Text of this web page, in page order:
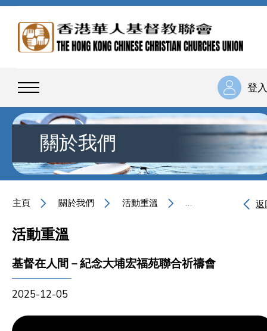
登入
關於我們
主頁 關於我們 活動重溫 基督在人間－紀念返
活動重溫
基督在人間－紀念大埔宏福苑聯合祈禱會
2025-12-05